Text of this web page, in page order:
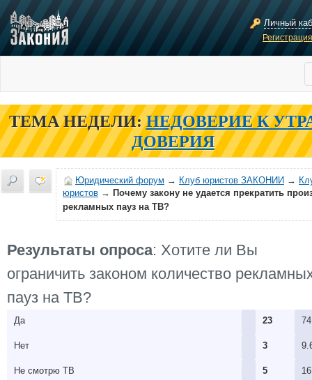
Личный
ТЕМА НЕДЕЛИ: НЕДОВЕРИЕ К
ДОВЕРИЯ
Юридический форум → Клуб юристов ЗАКОНИИ →
юристов → Почему закону не удается прекратить
рекламных пауз на ТВ?
Результаты опроса: Хотите ли Вы
ограничить законом количество
пауз на ТВ?
Да 23
Нет 3
Не смотрю ТВ 5